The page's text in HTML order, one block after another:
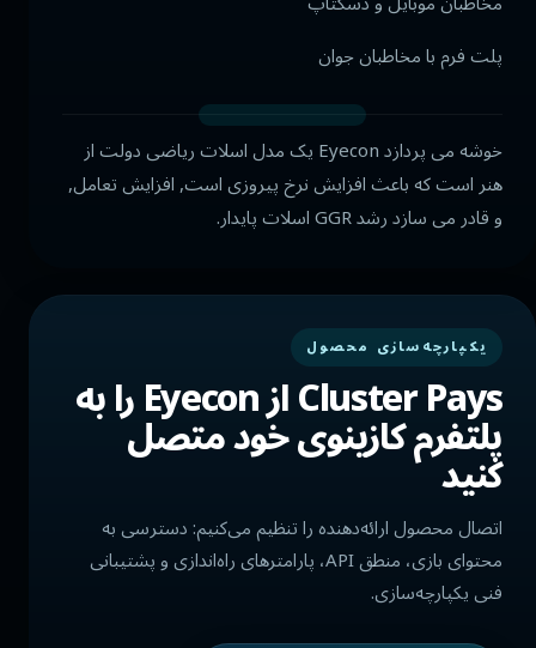
پلت فرم با مخاطبان جوان
خوشه می پردازد Eyecon یک مدل اسلات ریاضی دولت از
هنر است که باعث افزایش نرخ پیروزی است, افزایش تعامل,
و قادر می سازد رشد GGR اسلات پایدار.
یکپارچه‌سازی محصول
Cluster Pays از Eyecon را به
پلتفرم کازینوی خود متصل
کنید
اتصال محصول ارائه‌دهنده را تنظیم می‌کنیم: دسترسی به
محتوای بازی، منطق API، پارامترهای راه‌اندازی و پشتیبانی
فنی یکپارچه‌سازی.